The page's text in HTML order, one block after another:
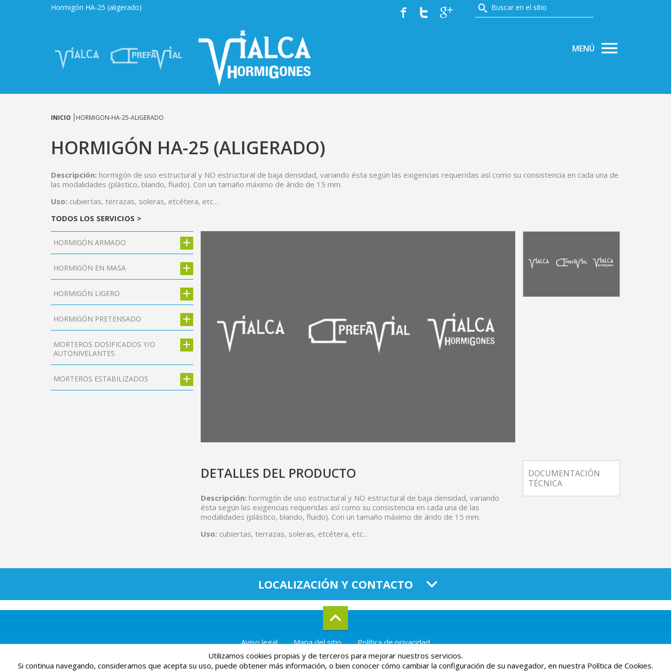
SERVICIOS PRODUCTOS ÁREA TÉCNICA NOTICIAS
Hormigón HA-25 (aligerado)
INICIO HORMIGON-HA-25-ALIGERADO
HORMIGÓN HA-25 (ALIGERADO)
Descripción: hormigón de uso estructural y NO estructural de baja densidad, variando ésta según las exigencias requeridas así como su consistencia en cada una de
las modalidades (plástico, blando, fluido). Con un tamaño máximo de árido de 15 mm.
Uso: cubiertas, terrazas, soleras, etcétera, etc…
TODOS LOS SERVICIOS >
HORMIGÓN ARMADO
HORMIGÓN EN MASA
HORMIGÓN LIGERO
HORMIGÓN PRETENSADO
MORTEROS DOSIFICADOS Y/O
AUTONIVELANTES
MORTEROS ESTABILIZADOS
DOCUMENTACIÓN
TÉCNICA
DETALLES DEL PRODUCTO
Descripción: hormigón de uso estructural y NO estructural de baja densidad, variando
ésta según las exigencias requeridas así como su consistencia en cada una de las
modalidades (plástico, blando, fluido). Con un tamaño máximo de árido de 15 mm.
Uso: cubiertas, terrazas, soleras, etcétera, etc…
LOCALIZACIÓN Y CONTACTO
Aviso legal Mapa del sitio
Política de privacidad
Powered byPáginas Amarillas
Utilizamos cookies propias y de terceros para mejorar nuestros servicios.
Si continua navegando, consideramos que acepta su uso, puede obtener más información, o bien conocer cómo cambiar la configuración de su navegador, en nuestra Política de Cookies.